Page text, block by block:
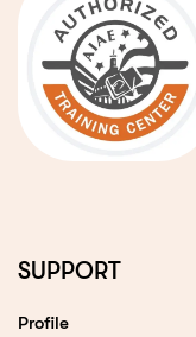
SUPPORT
Profile